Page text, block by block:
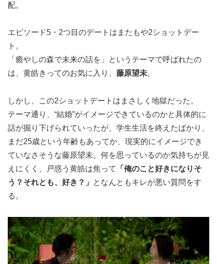
配。
エピソード5・2つ目のデートはまたもや2ショットデー
ト。
「癒やしの森で未来の話を」というテーマで呼ばれたの
は、黄皓きってのお気に入り、 藤原望未。
しかし、この2ショットデートはまさしく地獄だった。
テーマ通り、“結婚”がイメージできているのかと具体的に
話が掘り下げられていったが、学生生活を終えたばかり、
まだ25歳という年齢もあってか、現実的にイメージでき
ていなさそうな藤原望未。何を思っているのか気持ちが見
えにくく、戸惑う黄皓は焦って
「俺のこと好きになりそ
う？それとも、好き？」
となんともキレが悪い質問をす
る。